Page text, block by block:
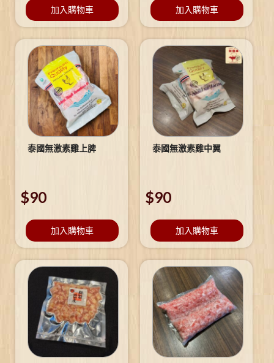
加入購物車 加入購物車
泰國無激素雞上脾
$90
加入購物車
泰國無激素雞中翼
$90
加入購物車